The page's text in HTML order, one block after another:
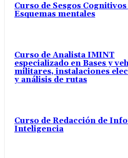
Curso de Sesgos Cognitivos
Esquemas mentales
Curso de Analista IMINT
especializado en Bases y
militares, instalaciones
y análisis de rutas
Curso de Redacción de
Inteligencia